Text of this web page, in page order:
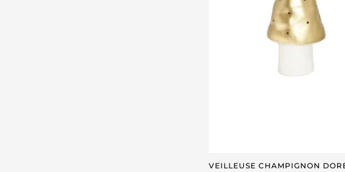
VEILLEUSE CHAMPIGNON